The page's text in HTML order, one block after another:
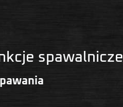
spawalnicze